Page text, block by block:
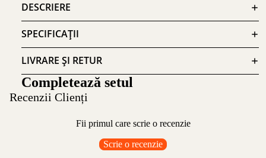
DESCRIERE
SPECIFICAȚII
LIVRARE ȘI RETUR
Completează setul
Recenzii Clienți
Fii primul care scrie o recenzie
Scrie o recenzie